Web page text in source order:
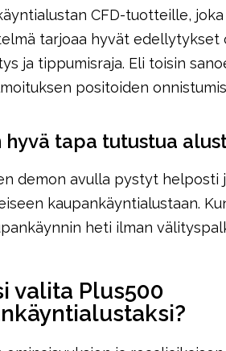
CFD-tuotteille,
tarjoaa hyvät
ja tippumisraja. Eli toisin
positoiden
tapa tutustua
demon avulla pystyt
kaupankäyntialustaan.
heti ilman
valita Plus500